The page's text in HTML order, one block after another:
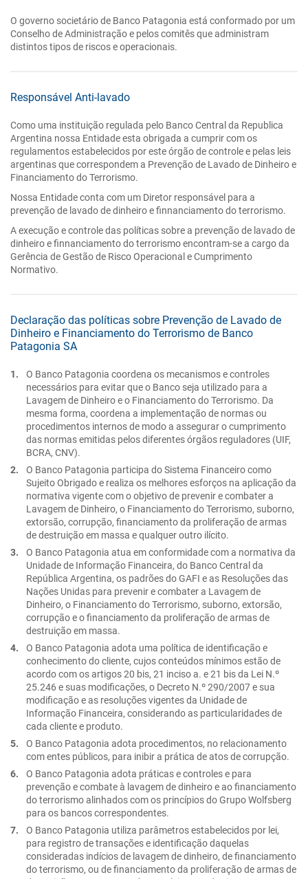
O governo societário de Banco Patagonia está conformado por um
Conselho de Administração e pelos comitês que administram
distintos tipos de riscos e operacionais.
Responsável Anti-lavado
Como uma instituição regulada pelo Banco Central da Republica
Argentina nossa Entidade esta obrigada a cumprir com os
regulamentos estabelecidos por este órgão de controle e pelas leis
argentinas que correspondem a Prevenção de Lavado de Dinheiro e
Financiamento do Terrorismo.
Nossa Entidade conta com um Diretor responsável para a
prevenção de lavado de dinheiro e finnanciamento do terrorismo.
A execução e controle das políticas sobre a prevenção de lavado de
dinheiro e finnanciamento do terrorismo encontram-se a cargo da
Gerência de Gestão de Risco Operacional e Cumprimento
Normativo.
Declaração das políticas sobre Prevenção de Lavado de
Dinheiro e Financiamento do Terrorismo de Banco
Patagonia SA
O Banco Patagonia coordena os mecanismos e controles
necessários para evitar que o Banco seja utilizado para a
Lavagem de Dinheiro e o Financiamento do Terrorismo. Da
mesma forma, coordena a implementação de normas ou
procedimentos internos de modo a assegurar o cumprimento
das normas emitidas pelos diferentes órgãos reguladores (UIF,
BCRA, CNV).
O Banco Patagonia participa do Sistema Financeiro como
Sujeito Obrigado e realiza os melhores esforços na aplicação da
normativa vigente com o objetivo de prevenir e combater a
Lavagem de Dinheiro, o Financiamento do Terrorismo, suborno,
extorsão, corrupção, financiamento da proliferação de armas
de destruição em massa e qualquer outro ilícito.
O Banco Patagonia atua em conformidade com a normativa da
Unidade de Informação Financeira, do Banco Central da
República Argentina, os padrões do GAFI e as Resoluções das
Nações Unidas para prevenir e combater a Lavagem de
Dinheiro, o Financiamento do Terrorismo, suborno, extorsão,
corrupção e o financiamento da proliferação de armas de
destruição em massa.
O Banco Patagonia adota uma política de identificação e
conhecimento do cliente, cujos conteúdos mínimos estão de
acordo com os artigos 20 bis, 21 inciso a. e 21 bis da Lei N.º
25.246 e suas modificações, o Decreto N.º 290/2007 e sua
modificação e as resoluções vigentes da Unidade de
Informação Financeira, considerando as particularidades de
cada cliente e produto.
O Banco Patagonia adota procedimentos, no relacionamento
com entes públicos, para inibir a prática de atos de corrupção.
O Banco Patagonia adota práticas e controles e para
prevenção e combate à lavagem de dinheiro e ao financiamento
do terrorismo alinhados com os princípios do Grupo Wolfsberg
para os bancos correspondentes.
O Banco Patagonia utiliza parâmetros estabelecidos por lei,
para registro de transações e identificação daquelas
consideradas indícios de lavagem de dinheiro, de financiamento
do terrorismo, ou de financiamento da proliferação de armas de